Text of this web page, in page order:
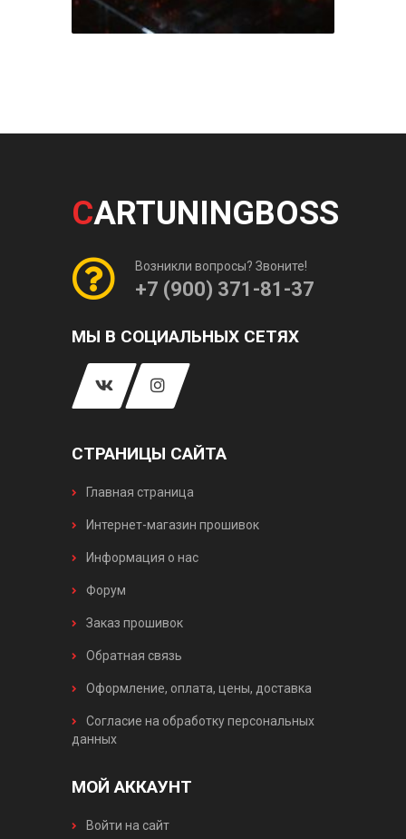
CARTUNINGBOSS
Возникли вопросы? Звоните!
+7 (900) 371-81-37
МЫ В СОЦИАЛЬНЫХ СЕТЯХ
СТРАНИЦЫ САЙТА
Главная страница
Интернет-магазин прошивок
Информация о нас
Форум
Заказ прошивок
Обратная связь
Оформление, оплата, цены, доставка
Согласие на обработку персональных
данных
МОЙ АККАУНТ
Войти на сайт